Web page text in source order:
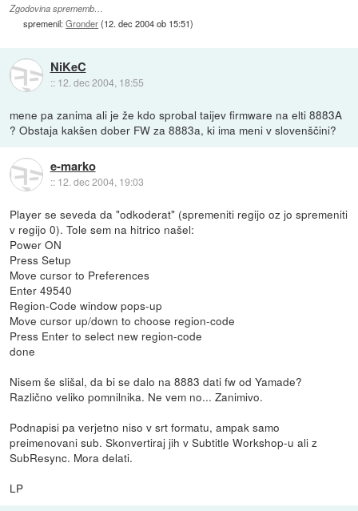
Zgodovina sprememb…
spremenil:Gronder(12. dec 2004 ob 15:51)
NiKeC
:: 12. dec 2004, 18:55
mene pa zanima ali je že kdo sprobal taijev firmware na elti 8883A
? Obstaja kakšen dober FW za 8883a, ki ima meni v slovenščini?
e-marko
:: 12. dec 2004, 19:03
Player se seveda da "odkoderat" (spremeniti regijo oz jo spremeniti
v regijo 0). Tole sem na hitrico našel:
Power ON
Press Setup
Move cursor to Preferences
Enter 49540
Region-Code window pops-up
Move cursor up/down to choose region-code
Press Enter to select new region-code
done
Nisem še slišal, da bi se dalo na 8883 dati fw od Yamade?
Različno veliko pomnilnika. Ne vem no... Zanimivo.
Podnapisi pa verjetno niso v srt formatu, ampak samo
preimenovani sub. Skonvertiraj jih v Subtitle Workshop-u ali z
SubResync. Mora delati.
LP